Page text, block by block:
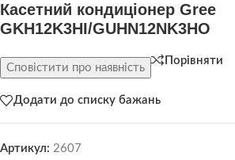
Касетний кондиціонер Gree
GKH12K3HI/GUHN12NK3HO
Сповістити про наявність
Порівняти
Додати до списку бажань
Артикул: 2607